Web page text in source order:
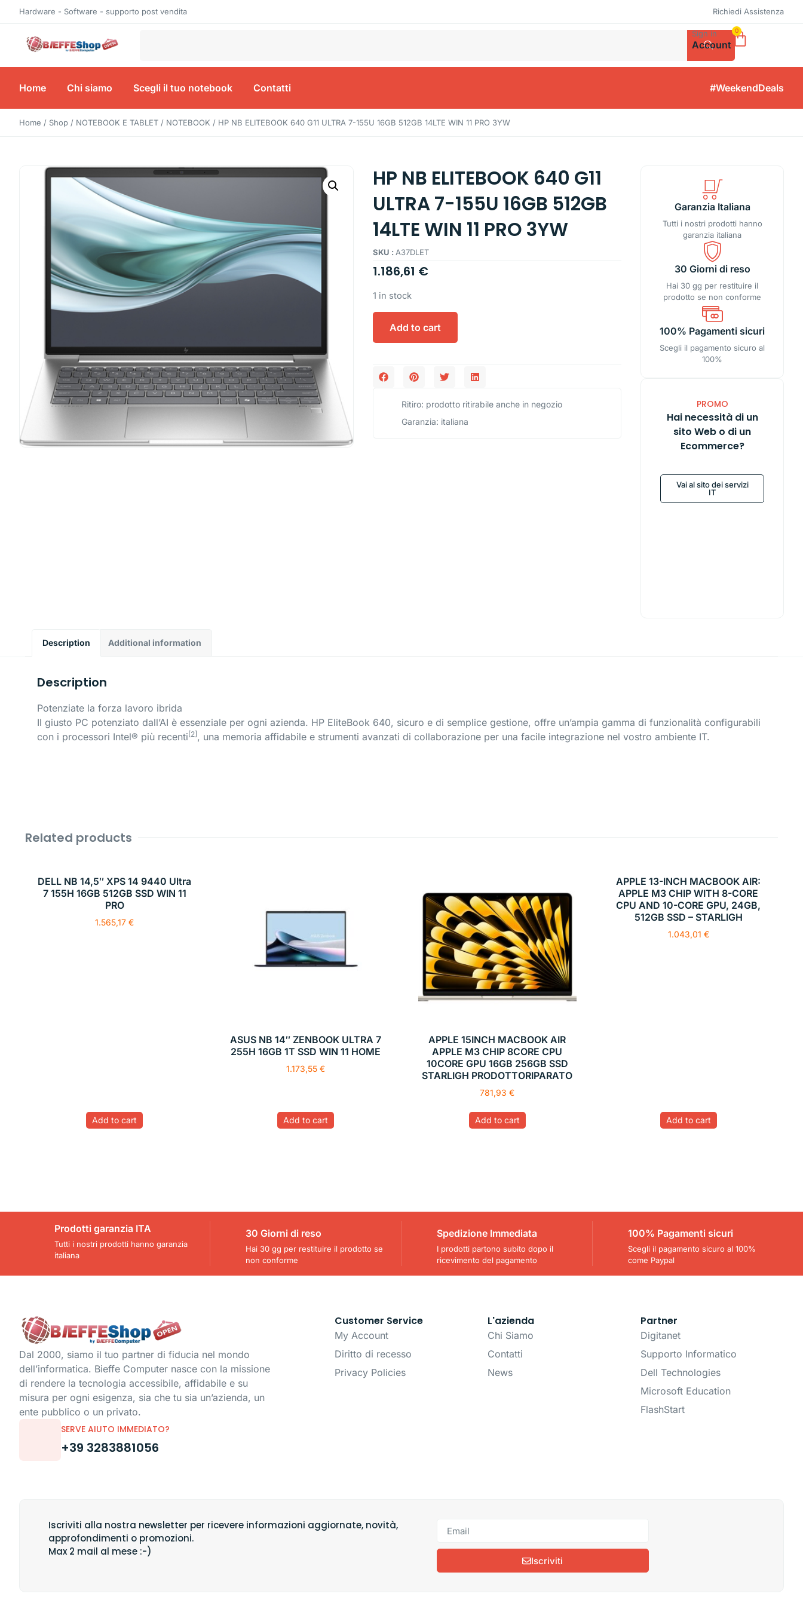
Hardware - Software - supporto post vendita Richiedi Assistenza
Sign in
Account
0
Home Chi siamo Scegli il tuo notebook Contatti #WeekendDeals
Home / Shop / NOTEBOOK E TABLET / NOTEBOOK / HP NB ELITEBOOK 640 G11 ULTRA 7-155U 16GB 512GB 14LTE WIN 11 PRO 3YW
HP NB ELITEBOOK 640 G11
ULTRA 7-155U 16GB 512GB
14LTE WIN 11 PRO 3YW
SKU : A37DLET
1.186,61 €
1 in stock
Add to cart
Ritiro: prodotto ritirabile anche in negozio
Garanzia: italiana
Garanzia Italiana
Tutti i nostri prodotti hanno
garanzia italiana
30 Giorni di reso
Hai 30 gg per restituire il
prodotto se non conforme
100% Pagamenti sicuri
Scegli il pagamento sicuro al
100%
PROMO
Hai necessità di un
sito Web o di un
Ecommerce?
Vai al sito dei servizi
IT
Description Additional information
Description
Potenziate la forza lavoro ibrida
Il giusto PC potenziato dall’AI è essenziale per ogni azienda. HP EliteBook 640, sicuro e di semplice gestione, offre un’ampia gamma di funzionalità configurabili
con i processori Intel® più recenti [2] , una memoria affidabile e strumenti avanzati di collaborazione per una facile integrazione nel vostro ambiente IT.
Related products
DELL NB 14,5″ XPS 14 9440 Ultra
7 155H 16GB 512GB SSD WIN 11
PRO
1.565,17€
Add to cart
ASUS NB 14″ ZENBOOK ULTRA 7
255H 16GB 1T SSD WIN 11 HOME
1.173,55€
Add to cart
APPLE 15INCH MACBOOK AIR
APPLE M3 CHIP 8CORE CPU
10CORE GPU 16GB 256GB SSD
STARLIGH PRODOTTORIPARATO
781,93€
Add to cart
APPLE 13-INCH MACBOOK AIR:
APPLE M3 CHIP WITH 8-CORE
CPU AND 10-CORE GPU, 24GB,
512GB SSD – STARLIGH
1.043,01 €
Add to cart
Prodotti garanzia ITA
Tutti i nostri prodotti hanno garanzia
italiana
30 Giorni di reso
Hai 30 gg per restituire il prodotto se
non conforme
Spedizione Immediata
I prodotti partono subito dopo il
ricevimento del pagamento
100% Pagamenti sicuri
Scegli il pagamento sicuro al 100%
come Paypal
Dal 2000, siamo il tuo partner di fiducia nel mondo
dell’informatica. Bieffe Computer nasce con la missione
di rendere la tecnologia accessibile, affidabile e su
misura per ogni esigenza, sia che tu sia un’azienda, un
ente pubblico o un privato.
SERVE AIUTO IMMEDIATO?
+39 3283881056
Customer Service
My Account
Diritto di recesso
Privacy Policies
L'azienda
Chi Siamo
Contatti
News
Partner
Digitanet
Supporto Informatico
Dell Technologies
Microsoft Education
FlashStart
Iscriviti alla nostra newsletter per ricevere informazioni aggiornate, novità,
approfondimenti o promozioni.
Max 2 mail al mese :-)
Iscriviti